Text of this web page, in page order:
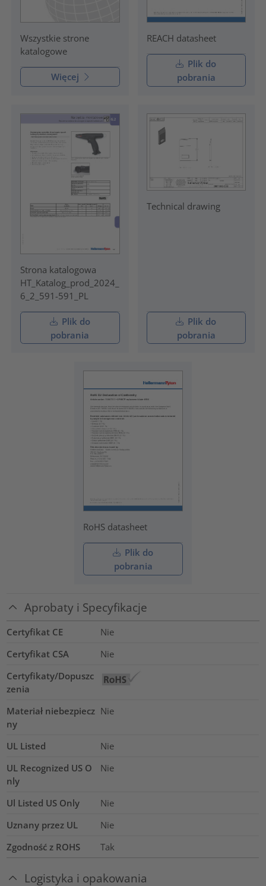
Wszystkie strone
katalogowe
Więcej
REACH datasheet
Plik do
pobrania
Strona katalogowa
HT_Katalog_prod_2024_
6_2_591-591_PL
Plik do
pobrania
Technical drawing
Plik do
pobrania
RoHS datasheet
Plik do
pobrania
Aprobaty i Specyfikacje
Certyfikat CE
Nie
Certyfikat CSA
Nie
Certyfikaty/Dopuszc
zenia
Materiał niebezpiecz
ny
Nie
UL Listed
Nie
UL Recognized US O
nly
Nie
Ul Listed US Only
Nie
Uznany przez UL
Nie
Zgodność z ROHS
Tak
Logistyka i opakowania